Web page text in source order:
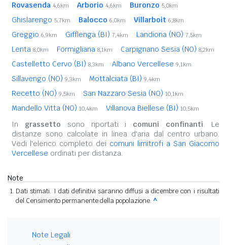
Rovasenda 4,6km Arborio 4,6km Buronzo 5,0km
Ghislarengo 5,7km Balocco 6,0km Villarboit 6,8km
Greggio 6,9km Gifflenga (BI) 7,4km Landiona (NO) 7,5km
Lenta 8,0km Formigliana 8,1km Carpignano Sesia (NO) 8,2km
Castelletto Cervo (BI) 8,3km Albano Vercellese 9,1km
Sillavengo (NO) 9,3km Mottalciata (BI) 9,4km
Recetto (NO) 9,5km San Nazzaro Sesia (NO) 10,1km
Mandello Vitta (NO) 10,4km Villanova Biellese (BI) 10,5km
In grassetto sono riportati i comuni confinanti. Le
distanze sono calcolate in linea d'aria dal centro urbano.
Vedi l'elenco completo dei comuni limitrofi a San Giacomo
Vercellese ordinati per distanza.
Note
Dati stimati. I dati definitivi saranno diffusi a dicembre con i risultati
del Censimento permanente della popolazione. ^
Note Legali